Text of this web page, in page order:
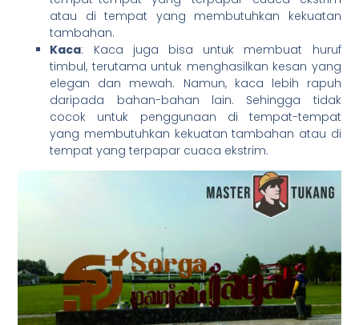
atau di tempat yang membutuhkan kekuatan
tambahan.
Kaca: Kaca juga bisa untuk membuat huruf
timbul, terutama untuk menghasilkan kesan yang
elegan dan mewah. Namun, kaca lebih rapuh
daripada bahan-bahan lain. Sehingga tidak
cocok untuk penggunaan di tempat-tempat
yang membutuhkan kekuatan tambahan atau di
tempat yang terpapar cuaca ekstrim.